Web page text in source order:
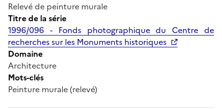
Relevé de peinture murale
Titre de la série
1996/096 - Fonds photographique du Centre de
recherches sur les Monuments historiques
Domaine
Architecture
Mots-clés
Peinture murale (relevé)